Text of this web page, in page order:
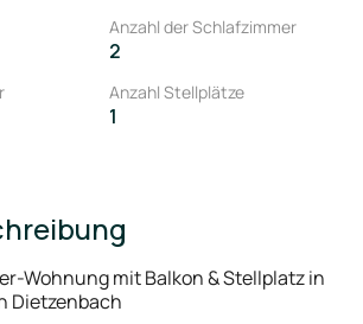
Anzahl der Schlafzimmer
2
Anzahl Stellplätze
1
Wohnung mit Balkon & Stellplatz in
Dietzenbach